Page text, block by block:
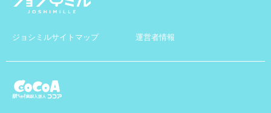
ジョシミルサイトマップ 運営者情報